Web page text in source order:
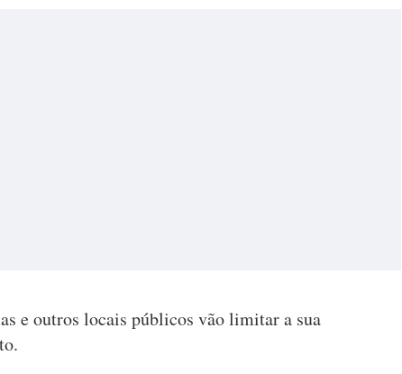
e outros locais públicos vão limitar a sua